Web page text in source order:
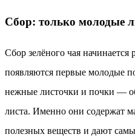
Сбор: только молодые
Сбор зелёного чая начинается
появляются первые молодые
нежные листочки и почки —
листа. Именно они содержат
полезных веществ и дают